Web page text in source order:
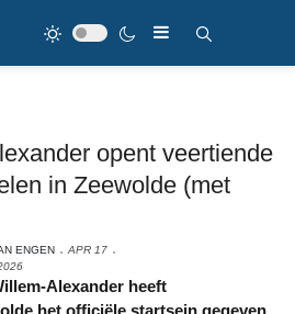
opent veertiende
in Zeewolde (met
ENGEN
APR 17
het officiële startsein gegeven